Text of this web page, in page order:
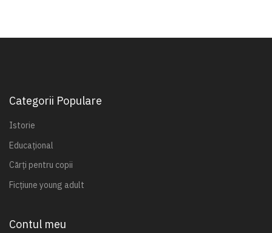
Categorii Populare
Istorie
Educațional
Cărți pentru copii
Ficțiune young adult
Contul meu